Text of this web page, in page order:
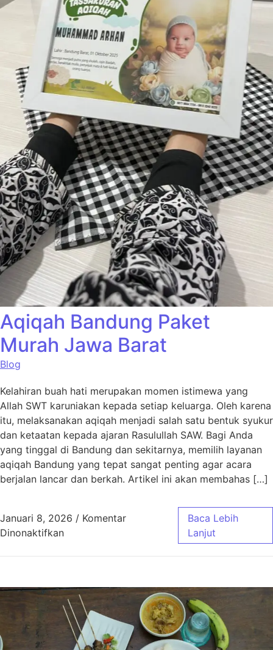
Aqiqah Bandung Paket
Murah Jawa Barat
Blog
Kelahiran buah hati merupakan momen istimewa yang
Allah SWT karuniakan kepada setiap keluarga. Oleh karena
itu, melaksanakan aqiqah menjadi salah satu bentuk syukur
dan ketaatan kepada ajaran Rasulullah SAW. Bagi Anda
yang tinggal di Bandung dan sekitarnya, memilih layanan
aqiqah Bandung yang tepat sangat penting agar acara
berjalan lancar dan berkah. Artikel ini akan membahas […]
Januari 8, 2026 / Komentar
Dinonaktifkanpada Aqiqah Bandung Paket Murah Jawa
Baca Lebih
Lanjut